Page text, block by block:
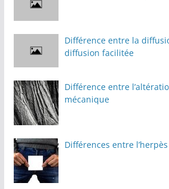
Différence entre la
diffusion facilitée
Différence entre
mécanique
Différences entre